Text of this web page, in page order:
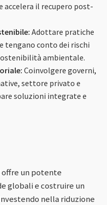
accelera il recupero post-
Adottare pratiche
tengano conto dei rischi
ambientale.
Coinvolgere governi,
settore privato e
soluzioni integrate e
offre un potente
globali e costruire un
nella riduzione